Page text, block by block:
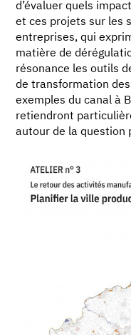
d’évaluer quels
et ces projets sur les
entreprises, qui
matière de
résonance les outils
de transformation
exemples du canal à
retiendront
autour de la question